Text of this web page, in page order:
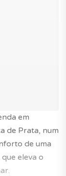
em
de Prata, num
de uma
eleva o